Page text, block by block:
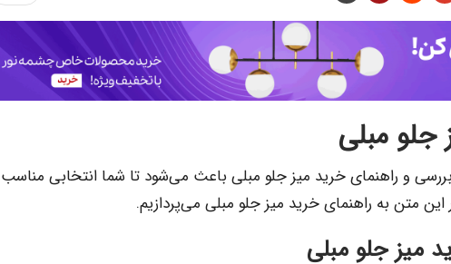
جلو مبلی
بررسی و راهنمای خرید میز جلو مبلی باعث می‌شود تا شما انتخابی مناسب
این متن به راهنمای خرید میز جلو مبلی می‌پردازیم.
میز جلو مبلی